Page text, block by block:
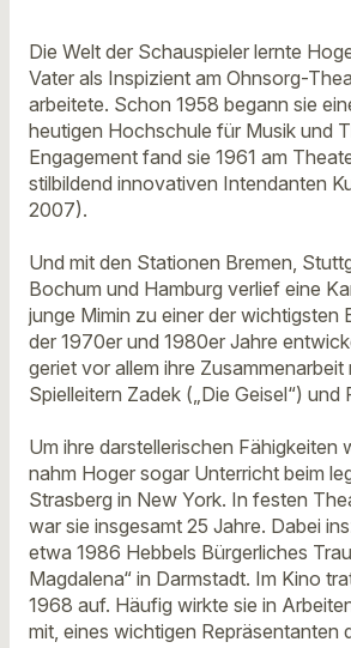
Die Welt der Schauspieler lernte
Vater als Inspizient am Ohnsorg-
arbeitete. Schon 1958 begann sie
heutigen Hochschule für Musik und
Engagement fand sie 1961 am
stilbildend innovativen Intendanten
2007).
Und mit den Stationen Bremen,
Bochum und Hamburg verlief eine
junge Mimin zu einer der wichtigsten
der 1970er und 1980er Jahre
geriet vor allem ihre Zusammenarbeit
Spielleitern Zadek („Die Geisel“) und
Um ihre darstellerischen Fähigkeiten
nahm Hoger sogar Unterricht beim
Strasberg in New York. In festen
war sie insgesamt 25 Jahre. Dabei
etwa 1986 Hebbels Bürgerliches
Magdalena“ in Darmstadt. Im Kino
1968 auf. Häufig wirkte sie in
mit, eines wichtigen Repräsentanten